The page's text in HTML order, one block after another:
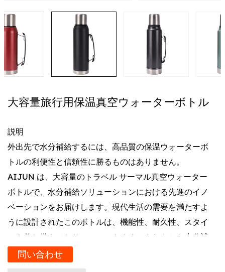
大容量旅行用保温真空ウォーターボトル
説明
外出先で水分補給するには、高品質の保温ウォーターボ
トルの利便性と信頼性に勝るものはありません。
AIJUN は、大容量のトラベル サーマル真空ウォーター
ボトルで、水分補給ソリューションにおける先進のイノ
ベーションをお届けします。現代生活の需要を満たすよ
うに設計されたこのボトルは、機能性、耐久性、スタイ
ルを兼ね備えており、いつでもすぐにさわやかな水分補
給が可能です。
問い合わせ